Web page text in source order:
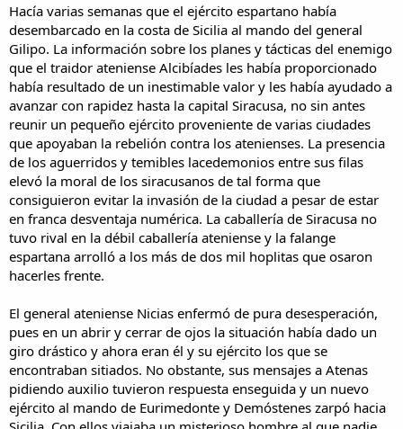
Hacía varias semanas que el ejército espartano había
desembarcado en la costa de Sicilia al mando del general
Gilipo. La información sobre los planes y tácticas del enemigo
que el traidor ateniense Alcibíades les había proporcionado
había resultado de un inestimable valor y les había ayudado a
avanzar con rapidez hasta la capital Siracusa, no sin antes
reunir un pequeño ejército proveniente de varias ciudades
que apoyaban la rebelión contra los atenienses. La presencia
de los aguerridos y temibles lacedemonios entre sus filas
elevó la moral de los siracusanos de tal forma que
consiguieron evitar la invasión de la ciudad a pesar de estar
en franca desventaja numérica. La caballería de Siracusa no
tuvo rival en la débil caballería ateniense y la falange
espartana arrolló a los más de dos mil hoplitas que osaron
hacerles frente.
El general ateniense Nicias enfermó de pura desesperación,
pues en un abrir y cerrar de ojos la situación había dado un
giro drástico y ahora eran él y su ejército los que se
encontraban sitiados. No obstante, sus mensajes a Atenas
pidiendo auxilio tuvieron respuesta enseguida y un nuevo
ejército al mando de Eurimedonte y Demóstenes zarpó hacia